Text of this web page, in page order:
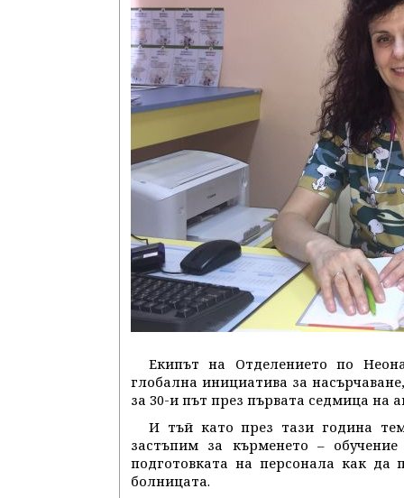
Екипът на Отделението по
глобална инициатива за
за 30-и път през първата седмица на
И тъй като през тази година
застъпим за кърменето –
подготовката на персонала как
болницата.